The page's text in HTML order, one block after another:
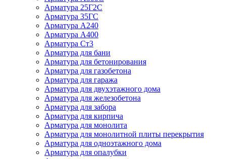
Арматура 25Г2С
Арматура 35ГС
Арматура А240
Арматура А400
Арматура Ст3
Арматура для бани
Арматура для бетонирования
Арматура для газобетона
Арматура для гаража
Арматура для двухэтажного дома
Арматура для железобетона
Арматура для забора
Арматура для кирпича
Арматура для монолита
Арматура для монолитной плиты перекрытия
Арматура для одноэтажного дома
Арматура для опалубки